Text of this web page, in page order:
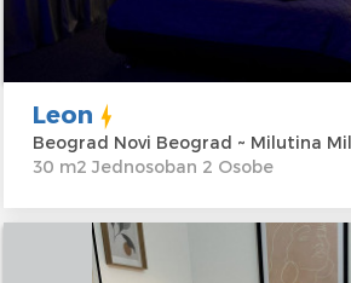
50 €
Leon
Beograd Novi Beograd ~ Milutina
30 m2 Jednosoban 2 Osobe
Studio Apartman Jelena's
Apartman Jelena's Place